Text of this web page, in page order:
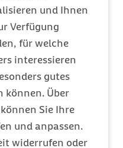
und Ihnen
Verfügung
für welche
interessieren
gutes
können. Über
Sie Ihre
und anpassen.
widerrufen oder
ohne
Maria